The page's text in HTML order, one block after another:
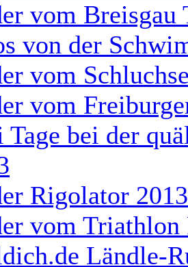
vom Breisgau
von der
vom
vom
Tage bei der
Rigolator 2013
vom Triathlon
Ländle-